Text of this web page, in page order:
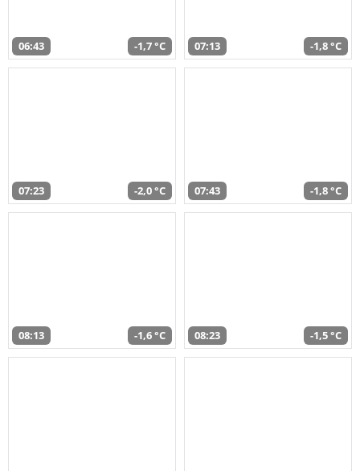
06:43 -1,7 °C 07:13 -1,8 °C
07:23 -2,0 °C 07:43 -1,8 °C
08:13 -1,6 °C 08:23 -1,5 °C